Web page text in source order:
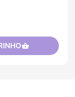
shopping_basket